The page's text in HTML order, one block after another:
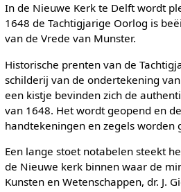
In de Nieuwe Kerk te Delft wordt
1648 de Tachtigjarige Oorlog is
van de Vrede van Munster.
Historische prenten van de
schilderij van de ondertekening
een kistje bevinden zich de
van 1648. Het wordt geopend en
handtekeningen en zegels worden
Een lange stoet notabelen steekt
de Nieuwe kerk binnen waar de
Kunsten en Wetenschappen, dr. J.